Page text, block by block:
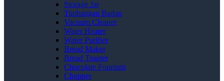
Storage Jar
Timbangan Badan
Vacuum Cleaner
Water Heater
Water Purifier
Bread Maker
Bread Toaster
Chocolate Fountain
Chopper